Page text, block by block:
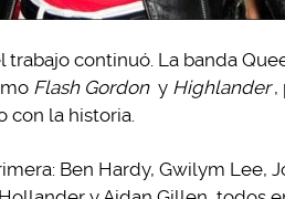
continuó. La banda
Flash Gordon y Highlander ,
con la historia.
Ben Hardy, Gwilym Lee,